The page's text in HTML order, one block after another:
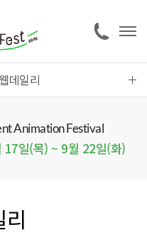
웹데일리
Animation Festival
17일(목) ~ 9월 22일(화)